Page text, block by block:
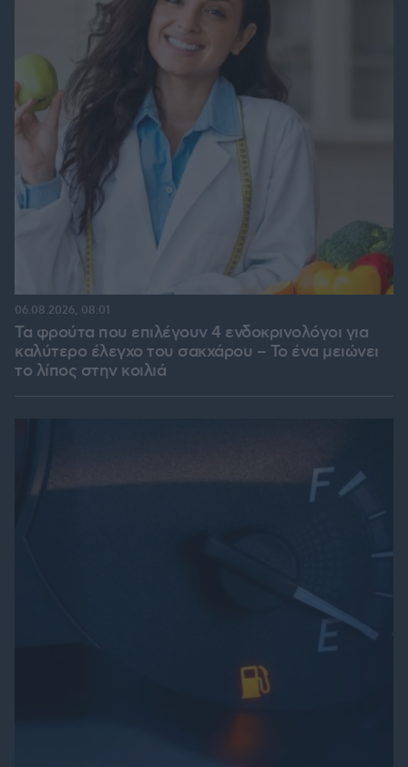
Τα φρούτα που επιλέγουν 4 ενδοκρινολόγοι για
καλύτερο έλεγχο του σακχάρου – Το ένα μειώνει
το λίπος στην κοιλιά
06.08.2026, 08:01